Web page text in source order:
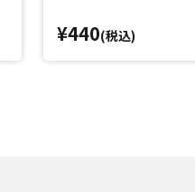
¥440(税込)